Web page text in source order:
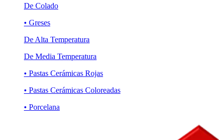
De Colado
• Greses
De Alta Temperatura
De Media Temperatura
• Pastas Cerámicas Rojas
• Pastas Cerámicas Coloreadas
• Porcelana